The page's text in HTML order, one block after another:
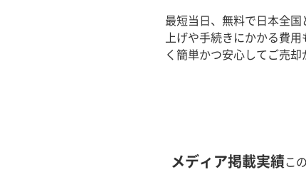
最短当日、無料で日本全
上げや手続きにかかる費
く簡単かつ安心してご売却
メディア掲載実績こ